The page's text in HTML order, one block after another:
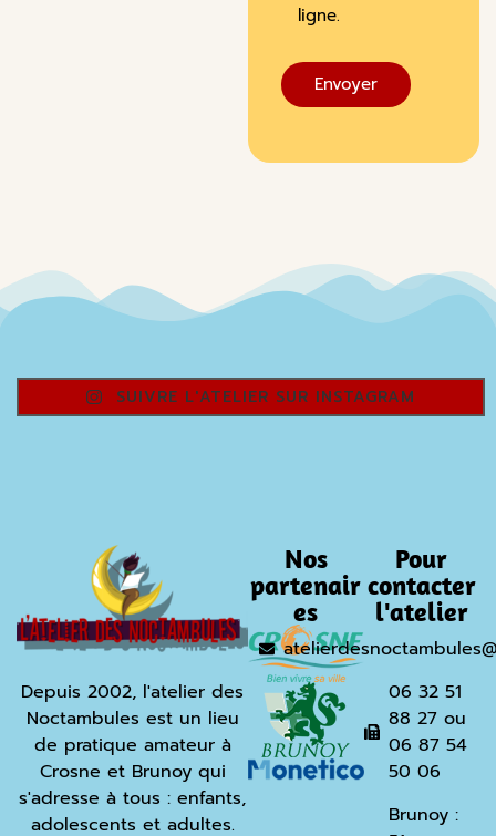
ligne.
SUIVRE L'ATELIER SUR INSTAGRAM
Depuis 2002, l'atelier des
Noctambules est un lieu
de pratique amateur à
Crosne et Brunoy qui
s'adresse à tous : enfants,
adolescents et adultes.
Nos
partenair
es
Pour
contacter
l'atelier
06 32 51
88 27 ou
06 87 54
50 06
Brunoy :